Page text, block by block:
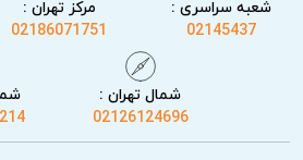
شعبه سراسری :
02145437
مرکز تهران :
02186071751
شمال تهران :
02126124696